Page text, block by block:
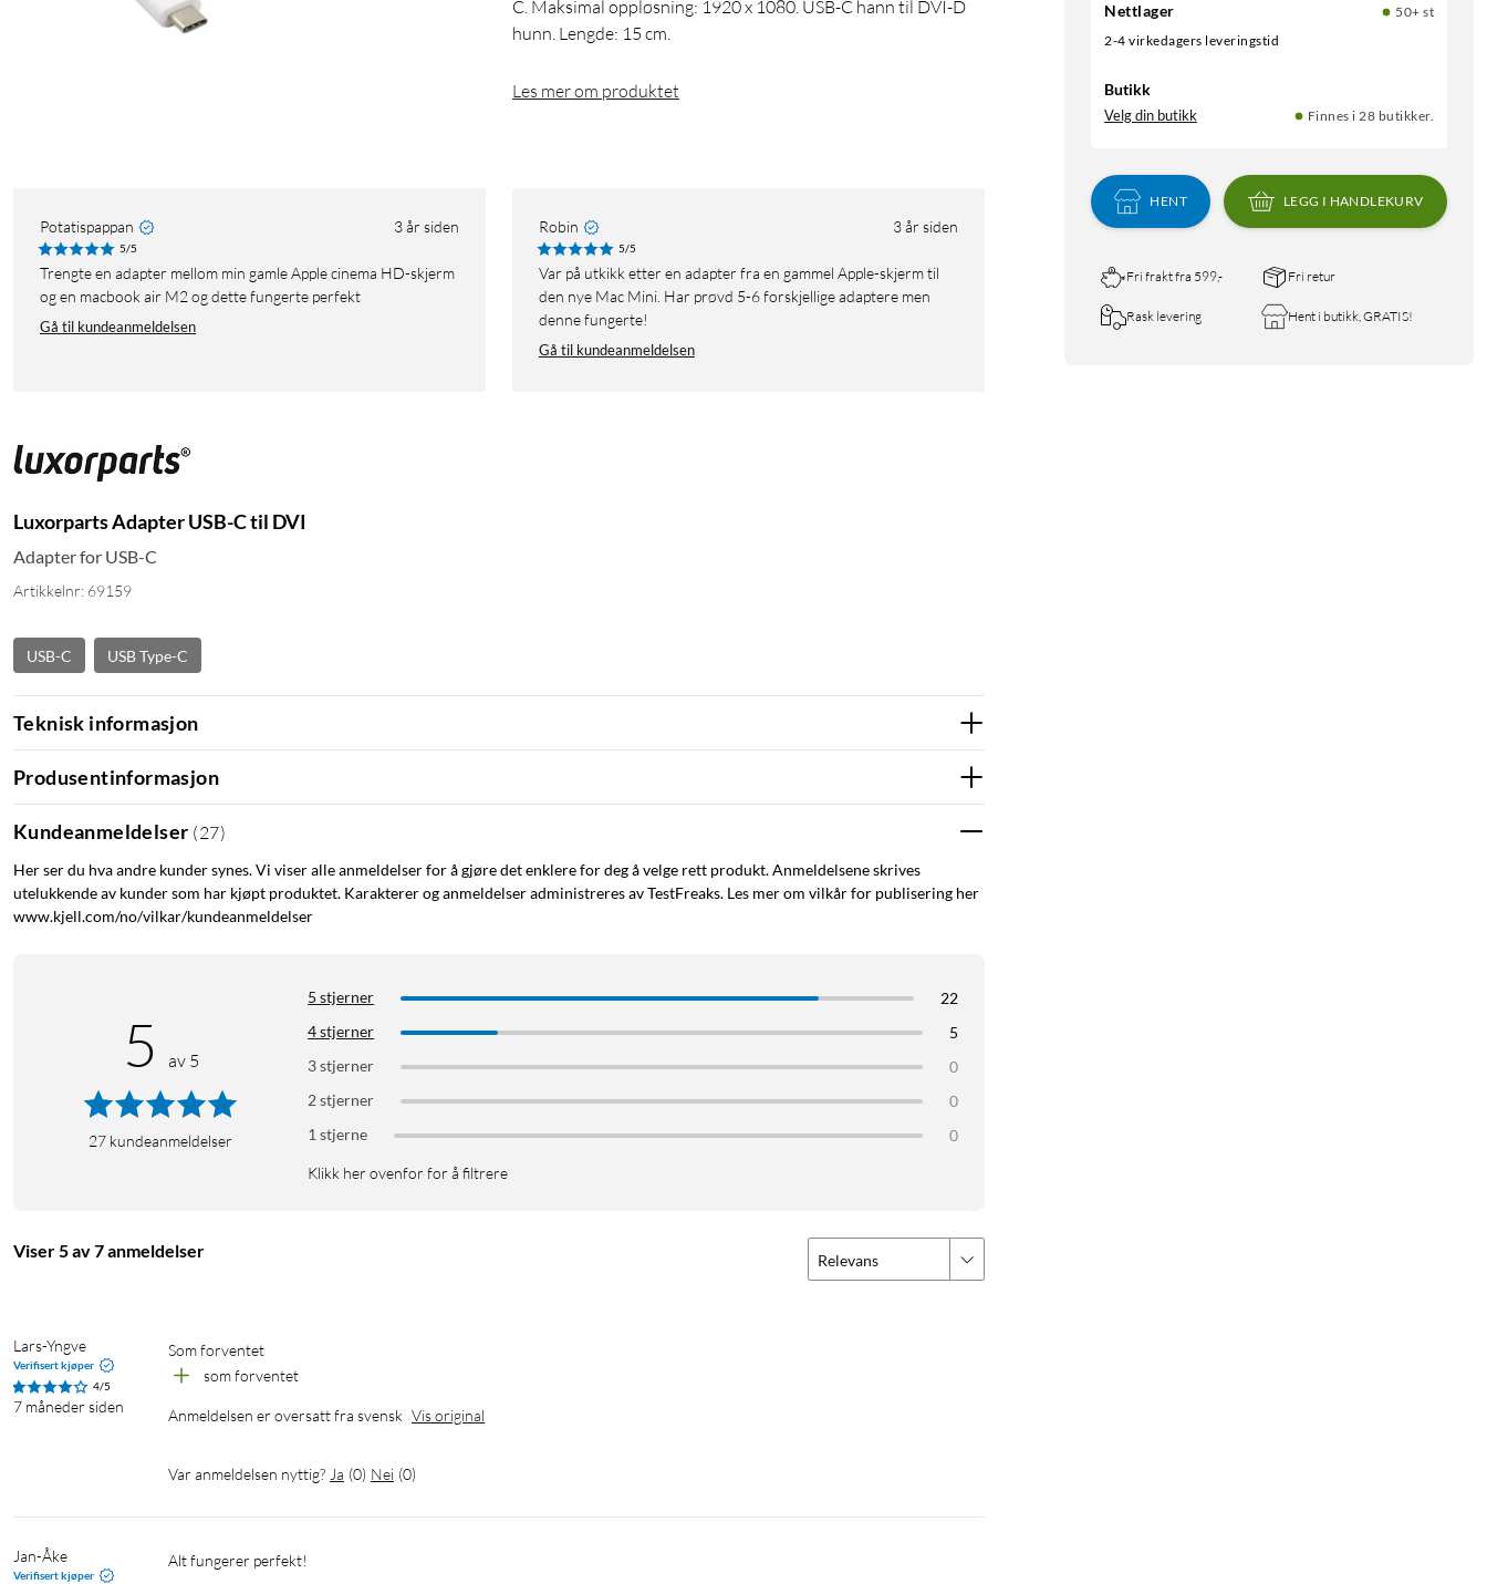
Nettlager
50+ st
2-4 virkedagers leveringstid
Butikk
Velg din butikk Finnes i 28 butikker.
HENT LEGG I HANDLEKURV
Fri frakt fra 599,- Fri retur
Rask levering Hent i butikk, GRATIS!
C. Maksimal oppløsning: 1920 x 1080. USB-C hann til DVI-D
hunn. Lengde: 15 cm.
Les mer om produktet
Potatispappan 3 år siden
5/5
Trengte en adapter mellom min gamle Apple cinema HD-skjerm
og en macbook air M2 og dette fungerte perfekt
Gå til kundeanmeldelsen
Robin 3 år siden
5/5
Var på utkikk etter en adapter fra en gammel Apple-skjerm til
den nye Mac Mini. Har prøvd 5-6 forskjellige adaptere men
denne fungerte!
Gå til kundeanmeldelsen
Luxorparts Adapter USB-C til DVI
Adapter for USB-C
Artikkelnr: 69159
USB-C USB Type-C
Teknisk informasjon
Produsentinformasjon
Kundeanmeldelser (27)
Her ser du hva andre kunder synes. Vi viser alle anmeldelser for å gjøre det enklere for deg å velge rett produkt. Anmeldelsene skrives
utelukkende av kunder som har kjøpt produktet. Karakterer og anmeldelser administreres av TestFreaks. Les mer om vilkår for publisering her
www.kjell.com/no/vilkar/kundeanmeldelser
5 av 5
27 kundeanmeldelser
5 stjerner
22
4 stjerner
5
3 stjerner
0
2 stjerner
0
1 stjerne
0
Klikk her ovenfor for å filtrere
Viser 5 av 7 anmeldelser Relevans
Lars-Yngve
Verifisert kjøper
4/5
7 måneder siden
som forventet
som forventet
Anmeldelsen er oversatt fra svensk Vis original
Var anmeldelsen nyttig? Ja (0) Nei (0)
Jan-Åke
Verifisert kjøper
Alt fungerer perfekt!